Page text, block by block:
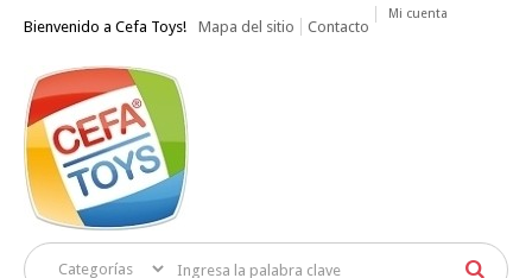
Bienvenido a Cefa Toys! Mapa del sitio Contacto
Mi cuenta